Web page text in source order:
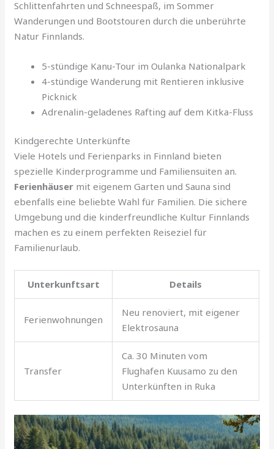
Schlittenfahrten und Schneespaß, im Sommer
Wanderungen und Bootstouren durch die unberührte
Natur Finnlands.
5-stündige Kanu-Tour im Oulanka Nationalpark
4-stündige Wanderung mit Rentieren inklusive
Picknick
Adrenalin-geladenes Rafting auf dem Kitka-Fluss
Kindgerechte Unterkünfte
Viele Hotels und Ferienparks in Finnland bieten
spezielle Kinderprogramme und Familiensuiten an.
Ferienhäuser mit eigenem Garten und Sauna sind
ebenfalls eine beliebte Wahl für Familien. Die sichere
Umgebung und die kinderfreundliche Kultur Finnlands
machen es zu einem perfekten Reiseziel für
Familienurlaub.
Unterkunftsart Details
Ferienwohnungen
Neu renoviert, mit eigener
Elektrosauna
Transfer
Ca. 30 Minuten vom
Flughafen Kuusamo zu den
Unterkünften in Ruka